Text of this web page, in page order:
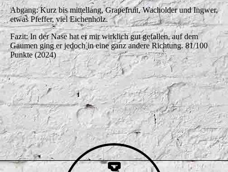
Abgang: Kurz bis mittellang, Grapefruit, Wacholder und Ingwer,
etwas Pfeffer, viel Eichenholz.
Fazit: In der Nase hat er mir wirklich gut gefallen, auf dem
Gaumen ging er jedoch in eine ganz andere Richtung. 81/100
Punkte (2024)